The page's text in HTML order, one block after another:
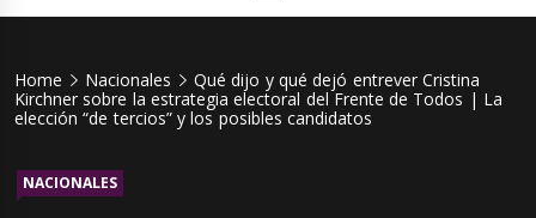
Home Nacionales
Qué dijo y qué dejó entrever Cristina
Kirchner sobre la estrategia electoral del Frente de Todos | La
elección “de tercios” y los posibles candidatos
NACIONALES